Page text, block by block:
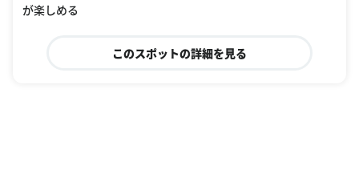
が楽しめる
このスポットの詳細を見る